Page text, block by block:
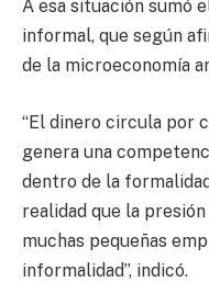
A esa situación sumó
informal, que según
de la microeconomía
“El dinero circula por
genera una
dentro de la
realidad que la
muchas pequeñas
informalidad”, indicó.